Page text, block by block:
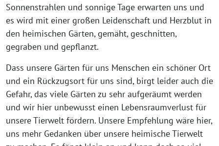
Sonnenstrahlen und sonnige Tage erwarten uns und
es wird mit einer großen Leidenschaft und Herzblut in
den heimischen Gärten, gemäht, geschnitten,
gegraben und gepflanzt.
Dass unsere Gärten für uns Menschen ein schöner Ort
und ein Rückzugsort für uns sind, birgt leider auch die
Gefahr, das viele Gärten zu sehr aufgeräumt werden
und wir hier unbewusst einen Lebensraumverlust für
unsere Tierwelt fördern. Unsere Empfehlung wäre hier,
uns mehr Gedanken über unsere heimische Tierwelt